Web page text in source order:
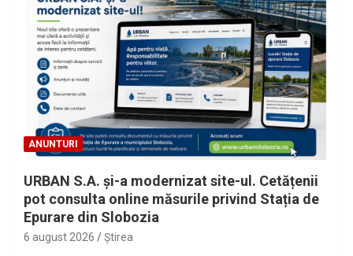
ANUNTURI
URBAN S.A. și-a modernizat site-ul. Cetățenii
pot consulta online măsurile privind Stația de
Epurare din Slobozia
6 august 2026 Ştirea